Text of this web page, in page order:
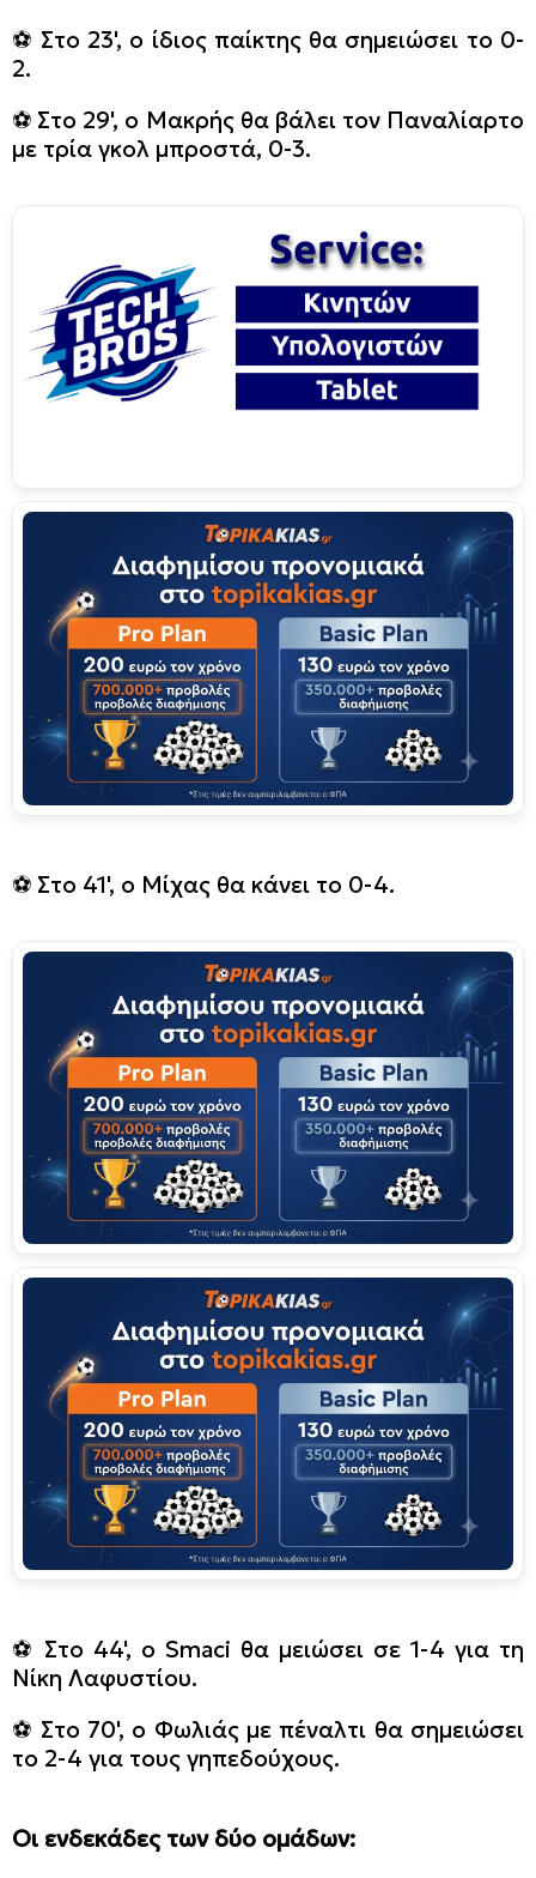
⚽️ Στο 23', ο ίδιος παίκτης θα σημειώσει το 0-
2.
⚽️ Στο 29', ο Μακρής θα βάλει τον Παναλίαρτο
με τρία γκολ μπροστά, 0-3.
⚽️ Στο 41', ο Μίχας θα κάνει το 0-4.
⚽️ Στο 44', ο Smaci θα μειώσει σε 1-4 για τη
Νίκη Λαφυστίου.
⚽️ Στο 70', ο Φωλιάς με πέναλτι θα σημειώσει
το 2-4 για τους γηπεδούχους.
Οι ενδεκάδες των δύο ομάδων: